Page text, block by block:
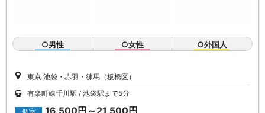
○男性 ○女性 ○外国人
東京 池袋・赤羽・練馬（板橋区）
有楽町線千川駅
池袋駅まで5分